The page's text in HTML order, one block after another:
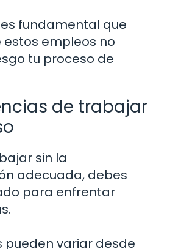
fundamental que
estos empleos no
tu proceso de
de trabajar
sin la
adecuada, debes
para enfrentar
pueden variar desde